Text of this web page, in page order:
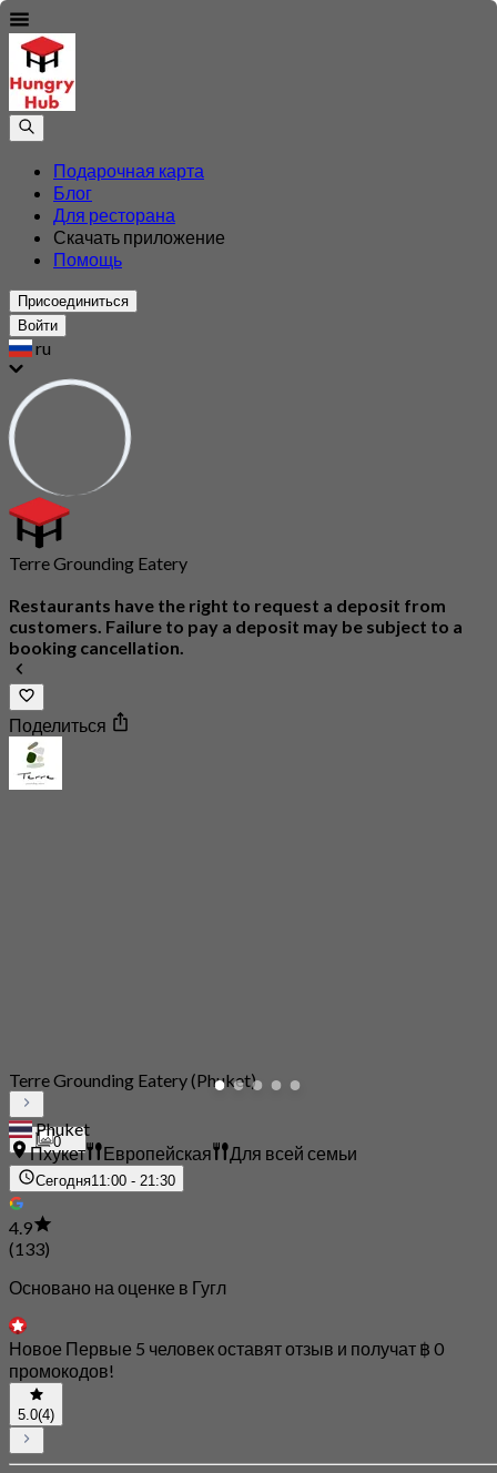
Подарочная карта
Блог
Для ресторана
Скачать приложение
Помощь
Присоединиться
Войти
ru
Terre Grounding Eatery
Restaurants have the right to request a deposit from
customers. Failure to pay a deposit may be subject to a
booking cancellation.
Поделиться
0
Terre Grounding Eatery (Phuket)
Phuket
Пхукет
Европейская Для всей семьи
Сегодня11:00 - 21:30
4.9
(133)
Основано на оценке в Гугл
Новое Первые 5 человек оставят отзыв и получат ฿ 0
промокодов!
5.0(4)